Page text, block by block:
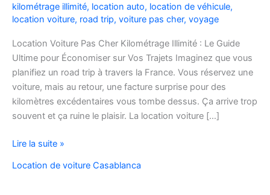
kilométrage illimité, location auto, location de véhicule,
location voiture, road trip, voiture pas cher, voyage
Location Voiture Pas Cher Kilométrage Illimité : Le Guide
Ultime pour Économiser sur Vos Trajets Imaginez que vous
planifiez un road trip à travers la France. Vous réservez une
voiture, mais au retour, une facture surprise pour des
kilomètres excédentaires vous tombe dessus. Ça arrive trop
souvent et ça ruine le plaisir. La location voiture […]
Location
Pas
Lire la suite »
Location de voiture Casablanca